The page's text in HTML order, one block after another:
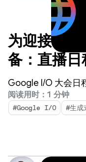
为迎接
备：直播日
Google I/O 大会日
阅读用时：1 分钟
#Google I/O #生